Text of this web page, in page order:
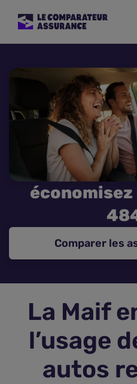
Mutuelle Santé
Assurance Moto
Assurance Habitation
Assurance de prêt
Prévoyance
Assurance Animaux
économisez
Comparer les
La Maif
l’usage
autos